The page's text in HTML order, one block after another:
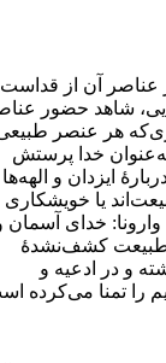
عناصر آن از قداست
شاهد حضور
هر عنصر
خدا پرستش
ايزدان و الهه‌ها
يا خويشكاری
خدای آسمان
طبيعت كشف‌نشدۀ
و در ادعيه و
را تمنا می‌كرده